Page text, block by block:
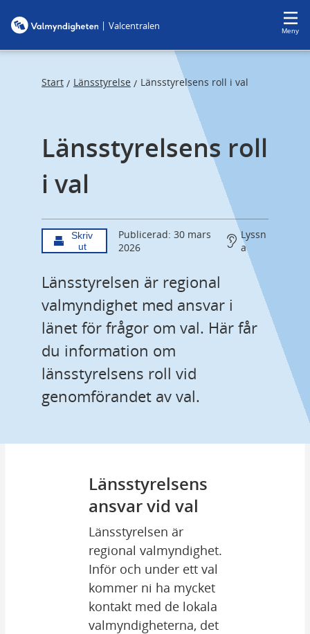
| Valcentralen Meny
Start / Länsstyrelse / Länsstyrelsens roll i val
Länsstyrelsens roll
i val
Skriv
ut
Publicerad: 30 mars
2026
Lyssn
a
Länsstyrelsen är regional
valmyndighet med ansvar i
länet för frågor om val. Här får
du information om
länsstyrelsens roll vid
genomförandet av val.
Länsstyrelsens
ansvar vid val
Länsstyrelsen är
regional valmyndighet.
Inför och under ett val
kommer ni ha mycket
kontakt med de lokala
valmyndigheterna, det
c
c